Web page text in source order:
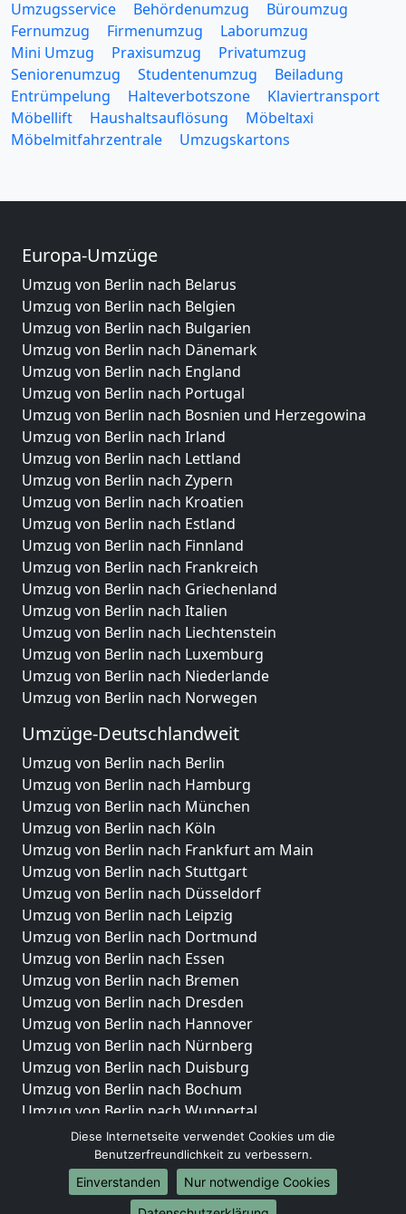
Umzugsservice Behördenumzug
Büroumzug
Fernumzug
Firmenumzug
Laborumzug
Mini Umzug
Praxisumzug
Privatumzug
Seniorenumzug
Studentenumzug
Beiladung
Entrümpelung
Halteverbotszone
Klaviertransport
Möbellift
Haushaltsauflösung
Möbeltaxi
Möbelmitfahrzentrale
Umzugskartons
Europa-Umzüge
Umzug von Berlin nach Belarus
Umzug von Berlin nach Belgien
Umzug von Berlin nach Bulgarien
Umzug von Berlin nach Dänemark
Umzug von Berlin nach England
Umzug von Berlin nach Portugal
Umzug von Berlin nach Bosnien und Herzegowina
Umzug von Berlin nach Irland
Umzug von Berlin nach Lettland
Umzug von Berlin nach Zypern
Umzug von Berlin nach Kroatien
Umzug von Berlin nach Estland
Umzug von Berlin nach Finnland
Umzug von Berlin nach Frankreich
Umzug von Berlin nach Griechenland
Umzug von Berlin nach Italien
Umzug von Berlin nach Liechtenstein
Umzug von Berlin nach Luxemburg
Umzug von Berlin nach Niederlande
Umzug von Berlin nach Norwegen
Umzüge-Deutschlandweit
Umzug von Berlin nach Berlin
Umzug von Berlin nach Hamburg
Umzug von Berlin nach München
Umzug von Berlin nach Köln
Umzug von Berlin nach Frankfurt am Main
Umzug von Berlin nach Stuttgart
Umzug von Berlin nach Düsseldorf
Umzug von Berlin nach Leipzig
Umzug von Berlin nach Dortmund
Umzug von Berlin nach Essen
Umzug von Berlin nach Bremen
Umzug von Berlin nach Dresden
Umzug von Berlin nach Hannover
Umzug von Berlin nach Nürnberg
Umzug von Berlin nach Duisburg
Umzug von Berlin nach Bochum
Umzug von Berlin nach Wuppertal
Umzug von Berlin nach Bielefeld
Umzug von Berlin nach Bonn
Umzug von Berlin nach Münster
Diese Internetseite verwendet Cookies um die
Benutzerfreundlichkeit zu verbessern.
Einverstanden
Nur notwendige Cookies